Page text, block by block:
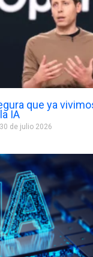
que ya
IA
30 de julio 2026